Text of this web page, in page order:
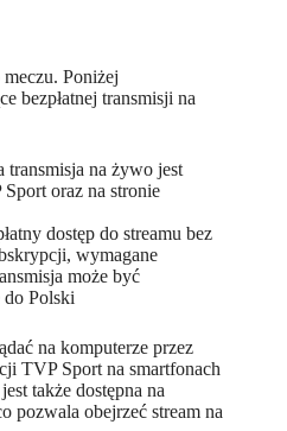
Poniżej
bezpłatnej transmisji na
transmisja na żywo jest
oraz na stronie
dostęp do streamu bez
wymagane
może być
do Polski
na komputerze przez
TVP Sport na smartfonach
także dostępna na
pozwala obejrzeć stream na